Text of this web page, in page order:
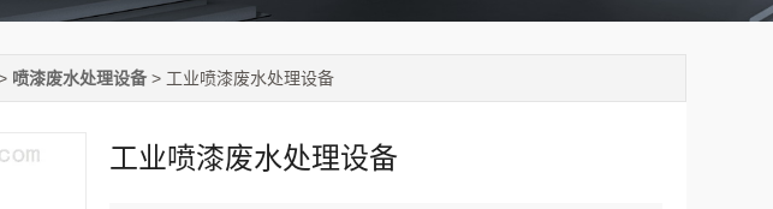
喷漆废水处理设备 > 工业喷漆废水处理设备
工业喷漆废水处理设备